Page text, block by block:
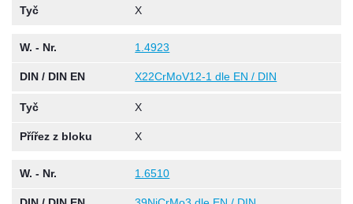
Tyč X
W. - Nr. 1.4923
DIN / DIN EN X22CrMoV12-1 dle EN / DIN
Tyč X
Přířez z bloku X
W. - Nr. 1.6510